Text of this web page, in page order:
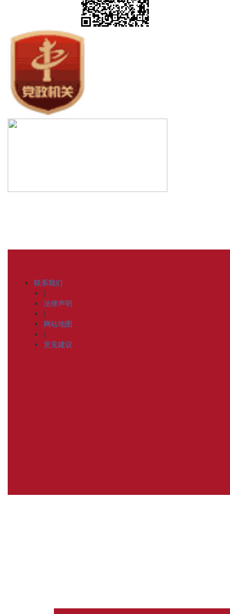
联系我们
|
法律声明
|
网站地图
|
意见建议